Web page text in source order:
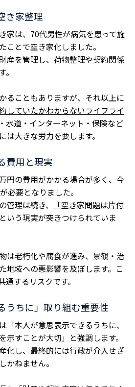
き家整理
家は、70代男性が病気を患って施
ことで空き家化しました。
産を管理し、荷物整理や契約関係
ることもありますが、それ以上に
していたかわからないライフライ
水道・インターネット・保険など
は大きな労力を要します。
費用と現実
円の費用がかかる場合が多く、今
必要となりました。
管理は続き、
「空き家問題は片付
という現実が突きつけられていま
は老朽化や腐食が進み、景観・治
地域への悪影響を及ぼします。こ
するリスクです。
ちに」取り組む重要性
「本人が意思表示できるうちに、
示すことが大切」と強調します。
化し、最終的には行政が介入せざ
かねません。